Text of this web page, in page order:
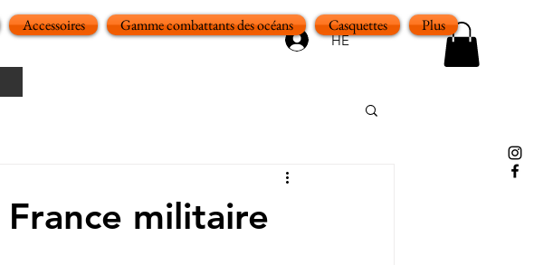
HE
Accessoires Gamme combattants des océans Casquettes Plus
militaire